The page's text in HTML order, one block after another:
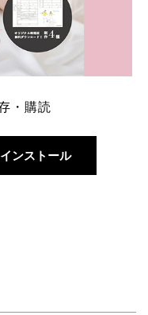
・購読
インストール